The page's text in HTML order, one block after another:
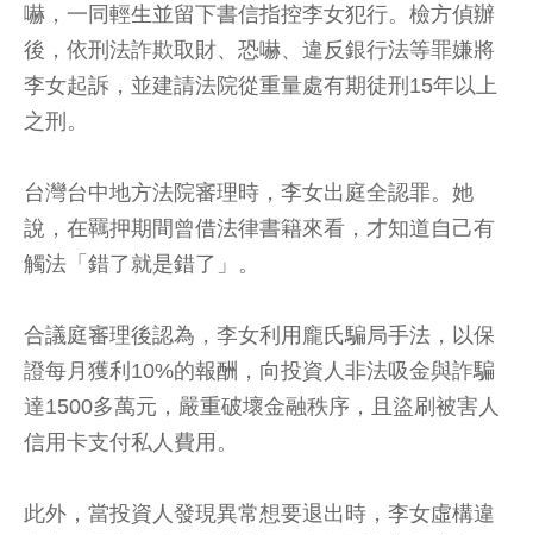
嚇，一同輕生並留下書信指控李女犯行。檢方偵辦
後，依刑法詐欺取財、恐嚇、違反銀行法等罪嫌將
李女起訴，並建請法院從重量處有期徒刑15年以上
之刑。
台灣台中地方法院審理時，李女出庭全認罪。她
說，在羈押期間曾借法律書籍來看，才知道自己有
觸法「錯了就是錯了」。
合議庭審理後認為，李女利用龐氏騙局手法，以保
證每月獲利10%的報酬，向投資人非法吸金與詐騙
達1500多萬元，嚴重破壞金融秩序，且盜刷被害人
信用卡支付私人費用。
此外，當投資人發現異常想要退出時，李女虛構違